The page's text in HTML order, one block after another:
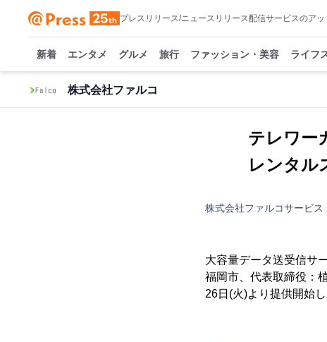
プレスリリース/ニュースリリース配信サービスのアッ
新着 エンタメ グルメ 旅行 ファッション・美容 ライフ
株式会社ファルコ
テレワー
レンタル
株式会社ファルコサービス
大容量データ送受信サ
福岡市、代表取締役：
26日(火)より提供開始し